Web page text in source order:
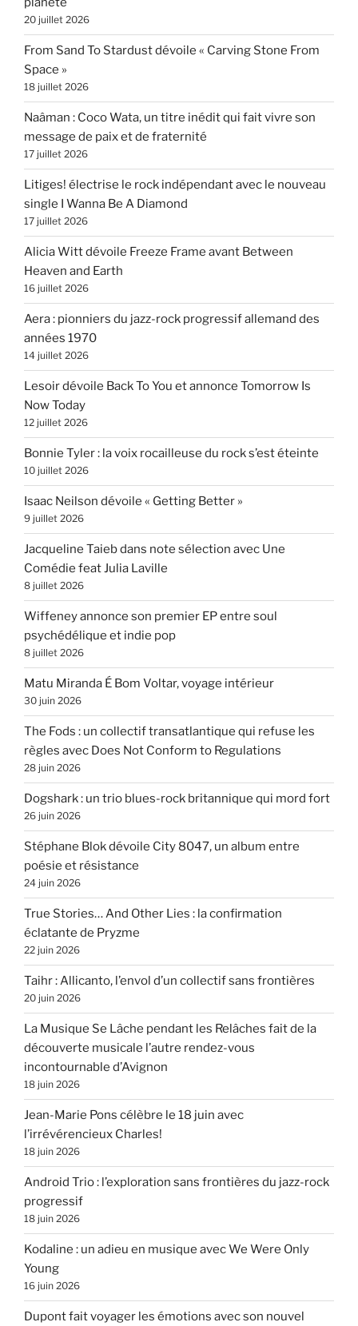
20 juillet 2026
From Sand To Stardust dévoile « Carving Stone From
Space »
18 juillet 2026
Naâman : Coco Wata, un titre inédit qui fait vivre son
message de paix et de fraternité
17 juillet 2026
Litiges! électrise le rock indépendant avec le nouveau
single I Wanna Be A Diamond
17 juillet 2026
Alicia Witt dévoile Freeze Frame avant Between
Heaven and Earth
16 juillet 2026
Aera : pionniers du jazz-rock progressif allemand des
années 1970
14 juillet 2026
Lesoir dévoile Back To You et annonce Tomorrow Is
Now Today
12 juillet 2026
Bonnie Tyler : la voix rocailleuse du rock s’est éteinte
10 juillet 2026
Isaac Neilson dévoile « Getting Better »
9 juillet 2026
Jacqueline Taieb dans note sélection avec Une
Comédie feat Julia Laville
8 juillet 2026
Wiffeney annonce son premier EP entre soul
psychédélique et indie pop
8 juillet 2026
Matu Miranda É Bom Voltar, voyage intérieur
30 juin 2026
The Fods : un collectif transatlantique qui refuse les
règles avec Does Not Conform to Regulations
28 juin 2026
Dogshark : un trio blues-rock britannique qui mord fort
26 juin 2026
Stéphane Blok dévoile City 8047, un album entre
poésie et résistance
24 juin 2026
True Stories… And Other Lies : la confirmation
éclatante de Pryzme
22 juin 2026
Taihr : Allicanto, l’envol d’un collectif sans frontières
20 juin 2026
La Musique Se Lâche pendant les Relâches fait de la
découverte musicale l’autre rendez-vous
incontournable d’Avignon
18 juin 2026
Jean-Marie Pons célèbre le 18 juin avec
l’irrévérencieux Charles!
18 juin 2026
Android Trio : l’exploration sans frontières du jazz-rock
progressif
18 juin 2026
Kodaline : un adieu en musique avec We Were Only
Young
16 juin 2026
Dupont fait voyager les émotions avec son nouvel